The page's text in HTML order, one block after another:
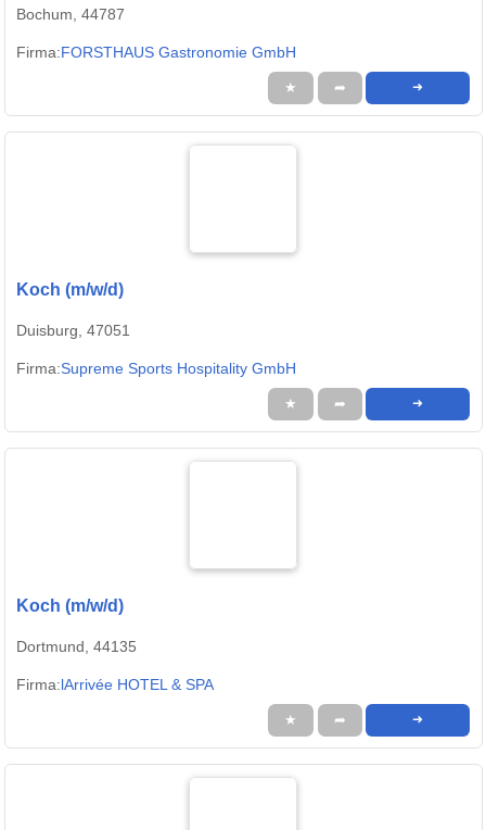
Bochum, 44787
Firma:FORSTHAUS Gastronomie GmbH
★ ➦ ➜
Koch (m/w/d)
Duisburg, 47051
Firma:Supreme Sports Hospitality GmbH
★ ➦ ➜
Koch (m/w/d)
Dortmund, 44135
Firma:lArrivée HOTEL & SPA
★ ➦ ➜